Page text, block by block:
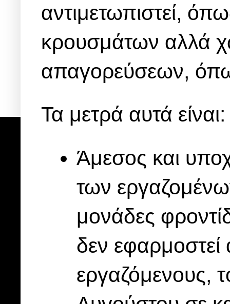
αντιμετωπιστεί,
κρουσμάτων αλλά
απαγορεύσεων,
Τα μετρά αυτά είναι:
Άμεσος και
των
μονάδες
δεν
εργαζόμενους,